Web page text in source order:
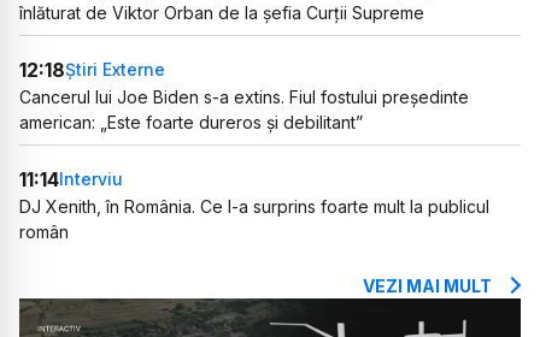
înlăturat de Viktor Orban de la șefia Curții Supreme
12:18Știri Externe
Cancerul lui Joe Biden s-a extins. Fiul fostului președinte
american: „Este foarte dureros și debilitant”
11:14Interviu
DJ Xenith, în România. Ce l-a surprins foarte mult la publicul
român
VEZI MAI MULT